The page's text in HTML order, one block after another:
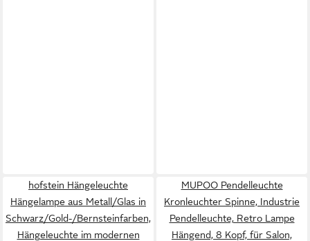
hofstein Hängeleuchte
Hängelampe aus Metall/Glas in
Schwarz/Gold-/Bernsteinfarben,
Hängeleuchte im modernen
MUPOO Pendelleuchte
Kronleuchter Spinne, Industrie
Pendelleuchte, Retro Lampe
Hängend, 8 Kopf, für Salon,